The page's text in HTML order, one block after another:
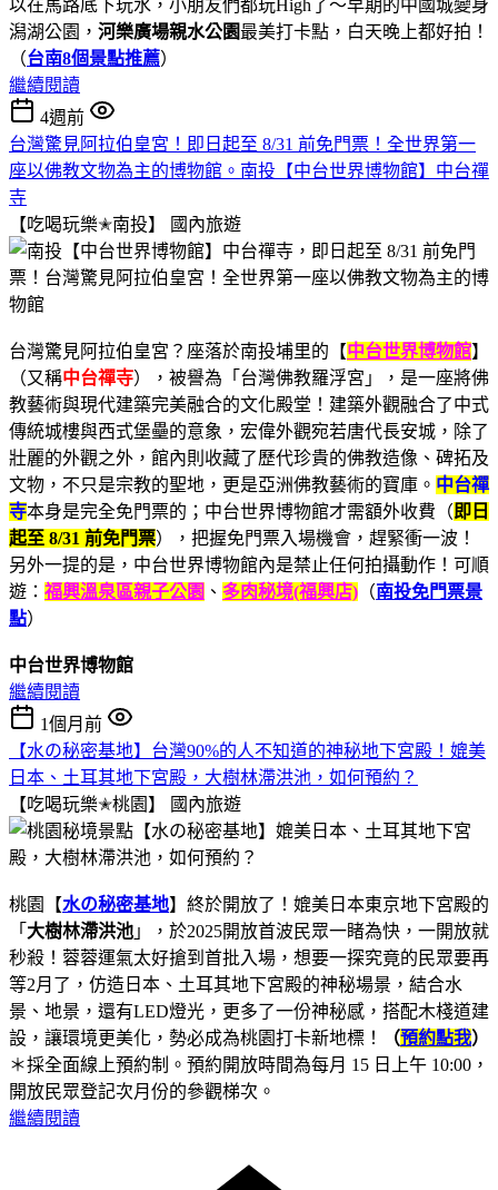
以在馬路底下玩水，小朋友們都玩High了～早期的中國城變身
潟湖公園， 河樂廣場親水公園最美打卡點，白天晚上都好拍！
（台南8個景點推薦）
繼續閱讀
4週前
台灣驚見阿拉伯皇宮！即日起至 8/31 前免門票！全世界第一
座以佛教文物為主的博物館。南投【中台世界博物館】中台禪
寺
【吃喝玩樂✭南投】
國內旅遊
台灣驚見阿拉伯皇宮？座落於南投埔里的【中台世界博物館】
（又稱中台禪寺），被譽為「台灣佛教羅浮宮」，是一座將佛
教藝術與現代建築完美融合的文化殿堂！建築外觀融合了中式
傳統城樓與西式堡壘的意象，宏偉外觀宛若唐代長安城，除了
壯麗的外觀之外，館內則收藏了歷代珍貴的佛教造像、碑拓及
文物，不只是宗教的聖地，更是亞洲佛教藝術的寶庫。 中台禪
寺本身是完全免門票的；中台世界博物館才需額外收費（ 即日
起至 8/31 前免門票），把握免門票入場機會，趕緊衝一波！
另外一提的是，中台世界博物館內是禁止任何拍攝動作！可順
遊： 福興溫泉區親子公園 、 多肉秘境(福興店) （南投免門票景
點）
中台世界博物館
繼續閱讀
1個月前
【水の秘密基地】台灣90%的人不知道的神秘地下宮殿！媲美
日本、土耳其地下宮殿，大樹林滯洪池，如何預約？
【吃喝玩樂✭桃園】
國內旅遊
桃園【水の秘密基地】終於開放了！媲美日本東京地下宮殿的
「 大樹林滯洪池 」，於2025開放首波民眾一睹為快，一開放就
秒殺！蓉蓉運氣太好搶到首批入場，想要一探究竟的民眾要再
等2月了，仿造日本、土耳其地下宮殿的神秘場景，結合水
景、地景，還有LED燈光，更多了一份神秘感，搭配木棧道建
設，讓環境更美化，勢必成為桃園打卡新地標！
（預約點我）
＊採全面線上預約制。預約開放時間為每月 15 日上午 10:00，
開放民眾登記次月份的參觀梯次。
繼續閱讀